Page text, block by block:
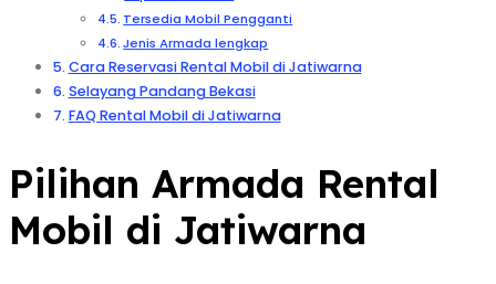
Tersedia Mobil Pengganti
Jenis Armada lengkap
Cara Reservasi Rental Mobil di Jatiwarna
Selayang Pandang Bekasi
FAQ Rental Mobil di Jatiwarna
Pilihan Armada Rental
Mobil di Jatiwarna